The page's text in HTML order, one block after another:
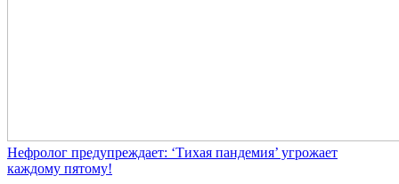
Нефролог предупреждает: ‘Тихая пандемия’ угрожает
каждому пятому!